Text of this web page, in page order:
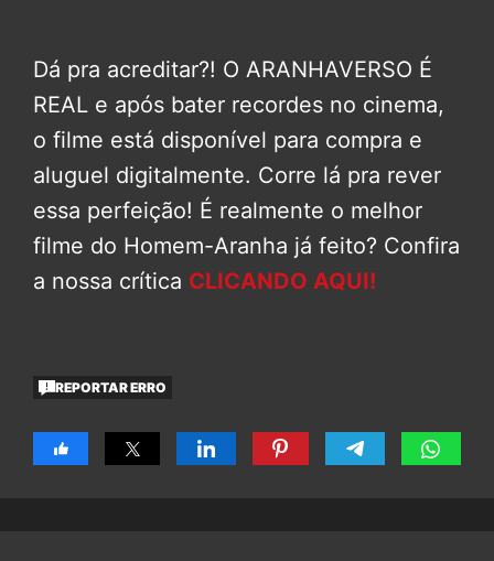
Dá pra acreditar?! O ARANHAVERSO É
REAL e após bater recordes no cinema,
o filme está disponível para compra e
aluguel digitalmente. Corre lá pra rever
essa perfeição! É realmente o melhor
filme do Homem-Aranha já feito? Confira
a nossa crítica CLICANDO AQUI!
REPORTAR ERRO